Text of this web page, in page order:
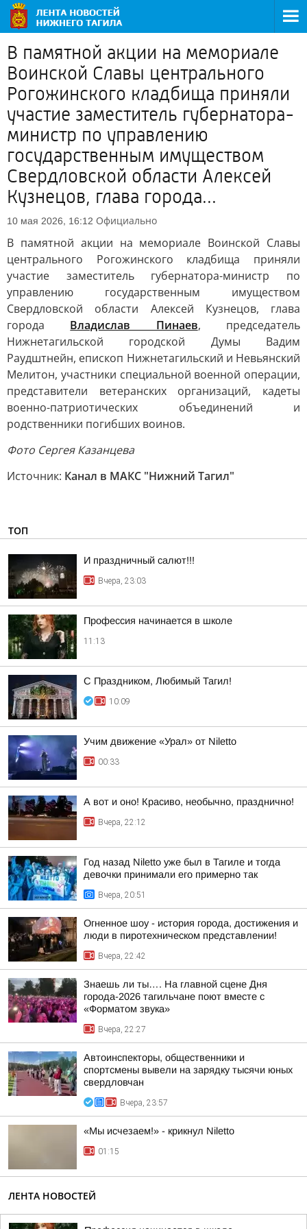
В памятной акции на мемориале
Воинской Славы центрального
Рогожинского кладбища приняли
участие заместитель губернатора-
министр по управлению
государственным имуществом
Свердловской области Алексей
Кузнецов, глава города...
10 мая 2026, 16:12 Официально
В памятной акции на мемориале Воинской Славы
центрального Рогожинского кладбища приняли
участие заместитель губернатора-министр по
управлению государственным имуществом
Свердловской области Алексей Кузнецов, глава
города Владислав Пинаев, председатель
Нижнетагильской городской Думы Вадим
Раудштнейн, епископ Нижнетагильский и Невьянский
Мелитон, участники специальной военной операции,
представители ветеранских организаций, кадеты
военно-патриотических объединений и
родственники погибших воинов.
Фото Сергея Казанцева
Источник: Канал в МАКС "Нижний Тагил"
ТОП
И праздничный салют!!!
Вчера, 23:03
Профессия начинается в школе
11:13
С Праздником, Любимый Тагил!
10:09
Учим движение «Урал» от Niletto
00:33
А вот и оно! Красиво, необычно, празднично!
Вчера, 22:12
Год назад Niletto уже был в Тагиле и тогда
девочки принимали его примерно так
Вчера, 20:51
Огненное шоу - история города, достижения и
люди в пиротехническом представлении!
Вчера, 22:42
Знаешь ли ты…. На главной сцене Дня
города-2026 тагильчане поют вместе с
«Форматом звука»
Вчера, 22:27
Автоинспекторы, общественники и
спортсмены вывели на зарядку тысячи юных
свердловчан
Вчера, 23:57
«Мы исчезаем!» - крикнул Niletto
01:15
ЛЕНТА НОВОСТЕЙ